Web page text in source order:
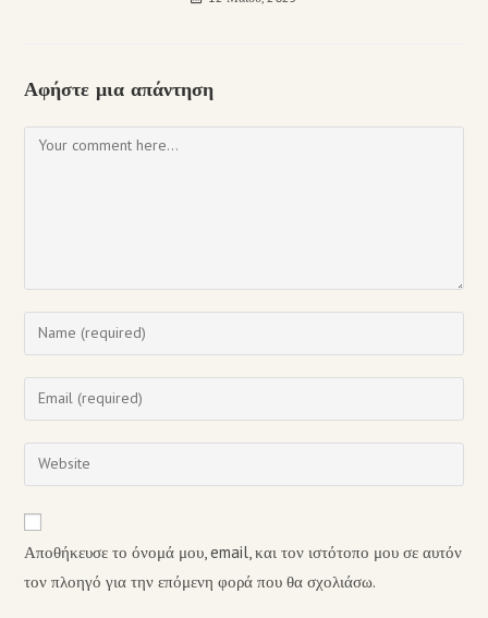
Αφήστε μια απάντηση
Αποθήκευσε το όνομά μου, email, και τον ιστότοπο μου σε αυτόν
τον πλοηγό για την επόμενη φορά που θα σχολιάσω.